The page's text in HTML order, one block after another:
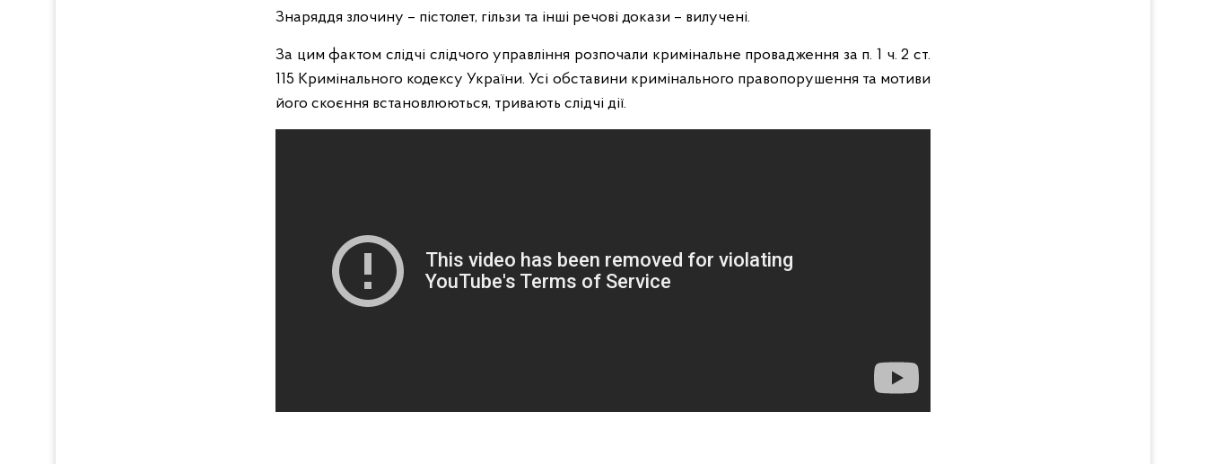
Знаряддя злочину – пістолет, гільзи та інші речові докази – вилучені.
За цим фактом слідчі слідчого управління розпочали кримінальне провадження за п. 1 ч. 2 ст.
115 Кримінального кодексу України. Усі обставини кримінального правопорушення та мотиви
його скоєння встановлюються, тривають слідчі дії.